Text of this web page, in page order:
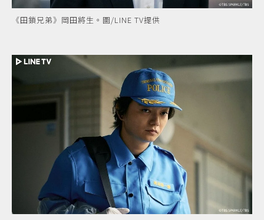
《田鎖兄弟》岡田將生。圖/LINE TV提供